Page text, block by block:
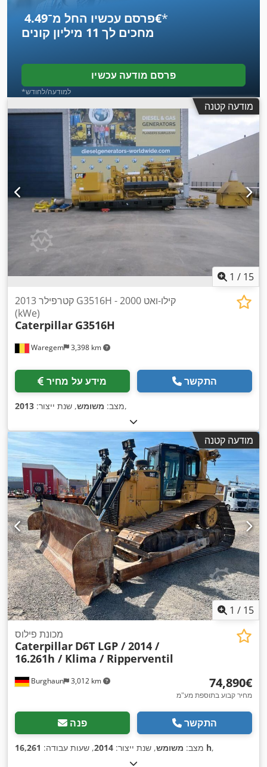
פרסם עכשיו החל מ־‏4.49 ‏€*
מחכים לך 11 מיליון קונים
פרסם מודעה עכשיו
*למודעה/לחודש
מודעה קטנה
1 / 15
Waregem 3,398 km
2013 קטרפילר G3516H - 2000 קילו-ואט
(kWe)
Caterpillar G3516H
מידע על מחיר התקשר
מצב: משומש, שנת ייצור: 2013 ,
מודעה קטנה
1 / 15
Burghaun 3,012 km
מכונת פילוס
Caterpillar D6T LGP / 2014 /
16.261h / Klima / Ripperventil
‏74,890 ‏€
מחיר קבוע בתוספת מע"מ
פנה התקשר
מצב: משומש, שנת ייצור: 2014, שעות עבודה: 16,261 h,